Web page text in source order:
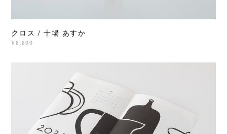
クロス / 十場 あすか
¥8,800